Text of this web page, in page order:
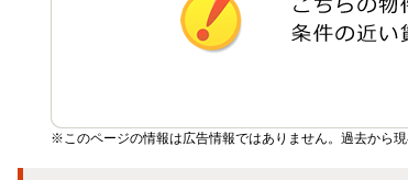
※このページの情報は広告情報ではありません。過去から